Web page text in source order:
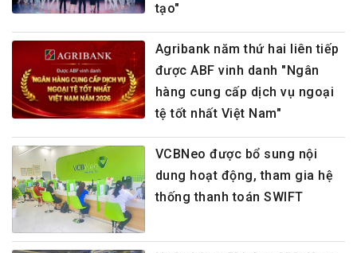
tạo"
Agribank năm thứ hai liên tiếp
được ABF vinh danh "Ngân
hàng cung cấp dịch vụ ngoại
tệ tốt nhất Việt Nam"
VCBNeo được bổ sung nội
dung hoạt động, tham gia hệ
thống thanh toán SWIFT